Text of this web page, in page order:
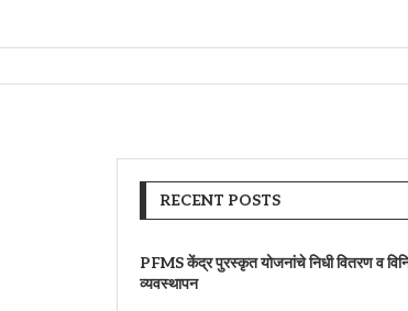
RECENT POSTS
PFMS केंद्र पुरस्कृत योजनांचे निधी वितरण व
व्यवस्थापन